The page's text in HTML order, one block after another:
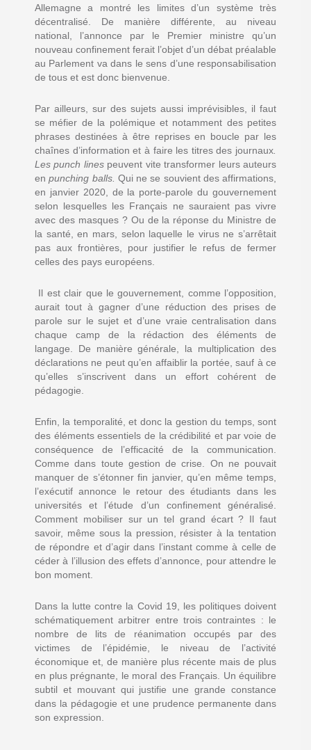
Allemagne a montré les limites d’un système très
décentralisé. De manière différente, au niveau
national, l’annonce par le Premier ministre qu’un
nouveau confinement ferait l’objet d’un débat préalable
au Parlement va dans le sens d’une responsabilisation
de tous et est donc bienvenue.
Par ailleurs, sur des sujets aussi imprévisibles, il faut
se méfier de la polémique et notamment des petites
phrases destinées à être reprises en boucle par les
chaînes d’information et à faire les titres des journaux
Les punch linespeuvent vite transformer leurs auteurs
en punching balls. Qui ne se souvient des affirmations,
en janvier 2020, de la porte-parole du gouvernement
selon lesquelles les Français ne sauraient pas vivre
avec des masques ? Ou de la réponse du Ministre de
la santé, en mars, selon laquelle le virus ne s’arrêtait
pas aux frontières, pour justifier le refus de fermer
celles des pays européens.
Il est clair que le gouvernement, comme l’opposition,
aurait tout à gagner d’une réduction des prises de
parole sur le sujet et d’une vraie centralisation dans
chaque camp de la rédaction des éléments de
langage. De manière générale, la multiplication des
déclarations ne peut qu’en affaiblir la portée, sauf à ce
qu’elles s’inscrivent dans un effort cohérent de
pédagogie.
Enfin, la temporalité, et donc la gestion du temps, sont
des éléments essentiels de la crédibilité et par voie de
conséquence de l’efficacité de la communication.
Comme dans toute gestion de crise. On ne pouvait
manquer de s’étonner fin janvier, qu’en même temps,
l’exécutif annonce le retour des étudiants dans les
universités et l’étude d’un confinement généralisé.
Comment mobiliser sur un tel grand écart ? Il faut
savoir, même sous la pression, résister à la tentation
de répondre et d’agir dans l’instant comme à celle de
céder à l’illusion des effets d’annonce, pour attendre le
bon moment.
Dans la lutte contre la Covid 19, les politiques doivent
schématiquement arbitrer entre trois contraintes : le
nombre de lits de réanimation occupés par des
victimes de l’épidémie, le niveau de l’activité
économique et, de manière plus récente mais de plus
en plus prégnante, le moral des Français. Un équilibre
subtil et mouvant qui justifie une grande constance
dans la pédagogie et une prudence permanente dans
son expression.